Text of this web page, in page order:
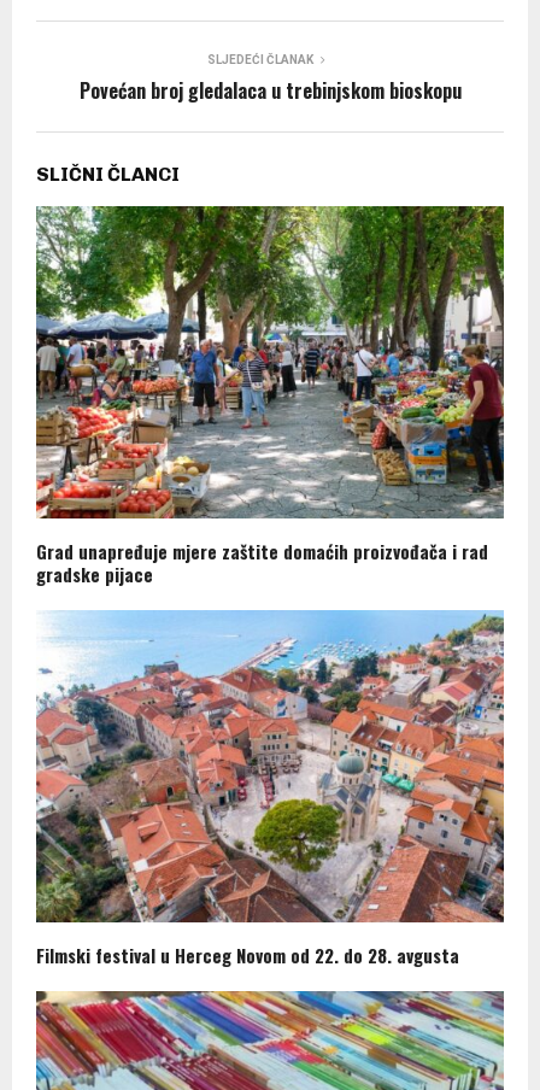
SLJEDEĆI ČLANAK
Povećan broj gledalaca u trebinjskom bioskopu
SLIČNI ČLANCI
Grad unapređuje mjere zaštite domaćih proizvođača i rad
gradske pijace
Filmski festival u Herceg Novom od 22. do 28. avgusta